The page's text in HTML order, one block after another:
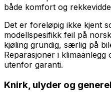
både komfort og
Det er foreløpig ikke kjent
modellspesifikk feil på
kjøling grundig, særlig på
Reparasjoner i
utenfor garanti.
Knirk, ulyder og